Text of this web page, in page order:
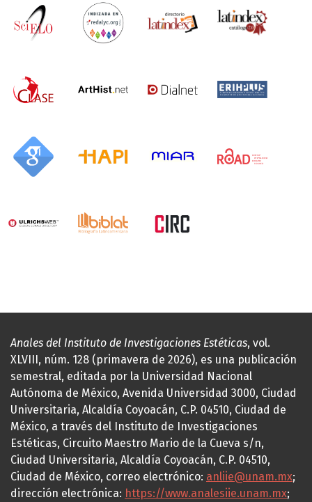
Anales del Instituto de Investigaciones Estéticas, vol.
XLVIII, núm. 128 (primavera de 2026), es una publicación
semestral, editada por la Universidad Nacional
Autónoma de México, Avenida Universidad 3000, Ciudad
Universitaria, Alcaldía Coyoacán, C.P. 04510, Ciudad de
México, a través del Instituto de Investigaciones
Estéticas, Circuito Maestro Mario de la Cueva s/n,
Ciudad Universitaria, Alcaldía Coyoacán, C.P. 04510,
Ciudad de México, correo electrónico: anliie@unam.mx;
dirección electrónica: https://www.analesiie.unam.mx;